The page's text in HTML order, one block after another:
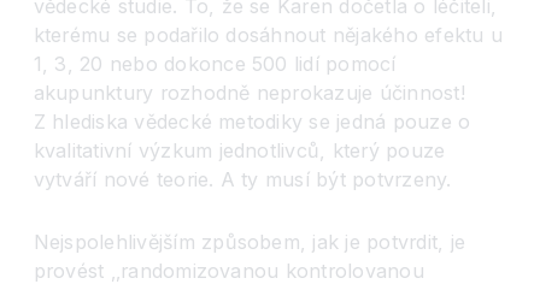
vědecké studie. To, že se Karen dočetla o léčiteli,
kterému se podařilo dosáhnout nějakého efektu u
1, 3, 20 nebo dokonce 500 lidí pomocí
akupunktury rozhodně neprokazuje účinnost!
Z hlediska vědecké metodiky se jedná pouze o
kvalitativní výzkum jednotlivců, který pouze
vytváří nové teorie. A ty musí být potvrzeny.
Nejspolehlivějším způsobem, jak je potvrdit, je
provést ‚‚randomizovanou kontrolovanou